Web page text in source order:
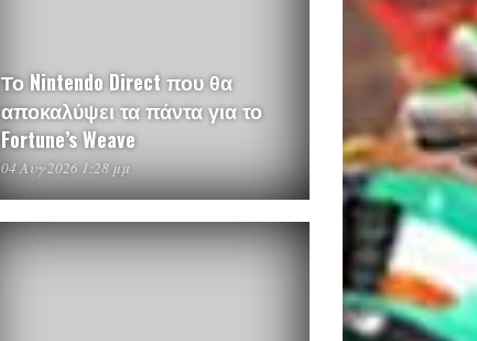
Το Nintendo Direct που θα
αποκαλύψει τα πάντα για το
Fortune’s Weave
04 Αυγ 2026 1:28 μμ